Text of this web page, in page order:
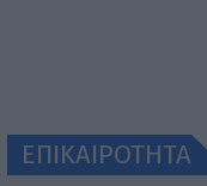
ΕΠΙΚΑΙΡΟΤΗΤΑ